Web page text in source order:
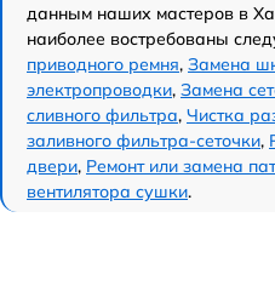
данным наших мастеров в
наиболее востребованы
приводного ремня, Замена
электропроводки, Замена
сливного фильтра, Чистка
заливного фильтра-сеточки,
двери, Ремонт или замена
вентилятора сушки.